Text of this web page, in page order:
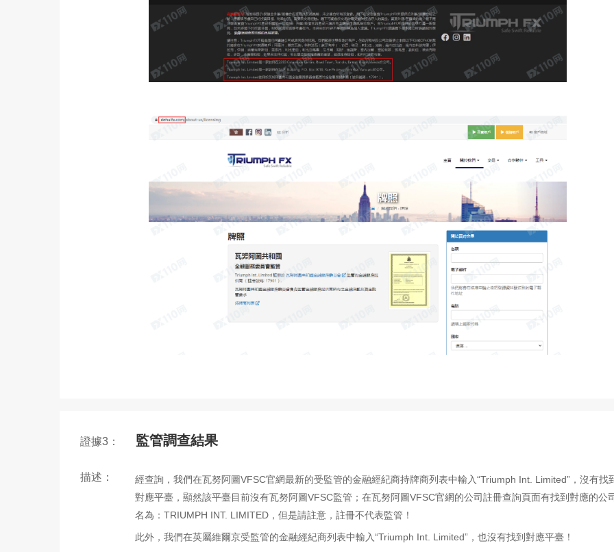
證據3： 監管調查結果
描述：
經查詢，我們在瓦努阿圖VFSC官網最新的受監管的金融經紀商持牌商列表中輸入“Triumph Int. Limited”，沒有找
對應平臺，顯然該平臺目前沒有瓦努阿圖VFSC監管；在瓦努阿圖VFSC官網的公司註冊查詢頁面有找到對應的公
名為：TRIUMPH INT. LIMITED，但是請註意，註冊不代表監管！
此外，我們在英屬維爾京受監管的金融經紀商列表中輸入“Triumph Int. Limited”，也沒有找到對應平臺！